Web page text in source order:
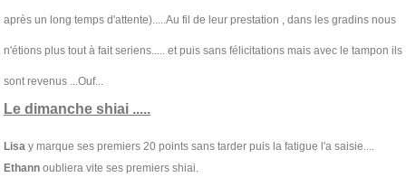
après un long temps d'attente).....Au fil de leur prestation , dans les gradins nous
n'étions plus tout à fait seriens..... et puis sans félicitations mais avec le tampon ils
sont revenus ...Ouf...
Le dimanche shiai .....
Lisa y marque ses premiers 20 points sans tarder puis la fatigue l'a saisie....
Ethann oubliera vite ses premiers shiai.